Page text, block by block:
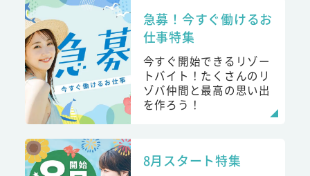
急募！今すぐ働けるお
仕事特集
今すぐ開始できるリゾー
トバイト！たくさんのリ
ゾバ仲間と最高の思い出
を作ろう！
8月スタート特集